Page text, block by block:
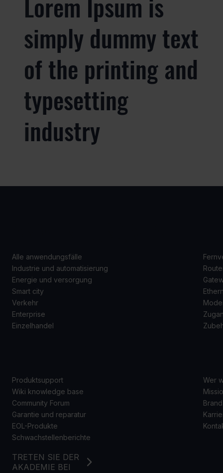
simply dummy text
of the printing and
typesetting
industry
TRETEN SIE DER
AKADEMIE BEI
Alle anwendungsfälle
Industrie und automatisierung
Energie und versorgung
Smart city
Verkehr
Enterprise
Einzelhandel
Produktsupport
Wiki knowledge base
Community Forum
Garantie und reparatur
EOL-Produkte
Schwachstellenberichte
Wer